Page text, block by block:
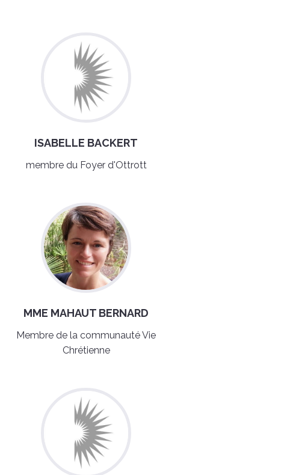
ISABELLE BACKERT
membre du Foyer d'Ottrott
MME MAHAUT BERNARD
Membre de la communauté Vie
Chrétienne